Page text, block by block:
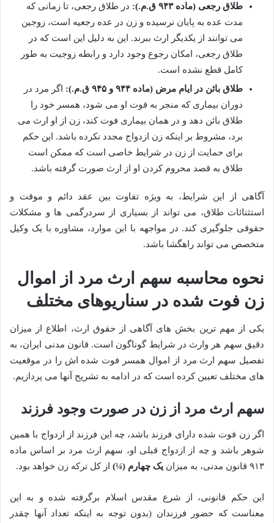
طلاق رجعی (ماده ۹۴۳ ق.م.):
در طلاق رجعی، تا زمانی که
مدت عده به پایان نرسیده و زن در عده رجعیه است، زوجین
می توانند از یکدیگر ارث ببرند. این به دلیل این است که در
طلاق رجعی، امکان رجوع وجود دارد و رابطه زوجیت به طور
کامل قطع نشده است.
طلاق بائن در ایام مرض (ماده ۹۴۴ و ۹۴۵ ق.م.):
اگر مرد در
دوران بیماری که منجر به فوت او می شود، همسر خود را
طلاق بائن دهد و در همان بیماری فوت کند، زن از او ارث می
برد، مشروط بر اینکه زن ازدواج مجدد نکرده باشد. این حکم
برای حمایت از زن در شرایط خاصی است که ممکن است
طلاق به قصد محروم کردن او از ارث صورت گرفته باشد.
آگاهی از این شرایط، به ویژه تفاوت بین عقد دائم و موقت و
استثنائات طلاق، می تواند از بسیاری از سردرگمی ها و مشکلات
حقوقی جلوگیری کند. در مواجهه با این موارد، مشاوره با یک وکیل
متخصص می تواند راهگشا باشد.
نحوه محاسبه سهم ارث مرد از اموال
زن فوت شده در سناریوهای مختلف
یکی از مهم ترین بخش های آگاهی از حقوق ارث، اطلاع از میزان
دقیق سهم هر وارث در شرایط گوناگون است. قانون مدنی ایران، به
تفصیل سهم ارث مرد از اموال همسر فوت شده اش را در موقعیت
های مختلف تعیین کرده است که در ادامه به تشریح آنها می پردازیم.
سهم ارث مرد از زن در صورت وجود فرزند
اگر زن فوت شده دارای فرزند باشد، چه این فرزند از ازدواج با همین
شوهر باشد و چه از ازدواج قبلی او، سهم ارث مرد بر اساس ماده
۹۱۳ قانون مدنی، به میزان
یک چهارم (¼) از کل ترکه زن خواهد بود.
این حکم قانونی، از شرع مقدس اسلام برگرفته شده و به این
معناست که حضور فرزندان (بدون توجه به اینکه تعداد آنها چقدر